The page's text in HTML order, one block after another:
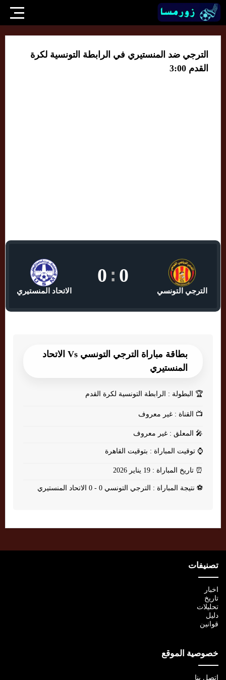
الترجي ضد المنستيري في الرابطة التونسية لكرة
القدم 3:00
الترجي التونسي
0
:
0
الاتحاد المنستيري
بطاقة مباراة الترجي التونسي Vs الاتحاد
المنستيري
🏆 البطولة : الرابطة التونسية لكرة القدم
📺 القناة : غير معروف
🎤 المعلق : غير معروف
⌚ توقيت المباراة : بتوقيت القاهرة
⏰ تاريخ المباراة : 19 يناير 2026
⚽ نتيجة المباراة : الترجي التونسي 0 - 0 الاتحاد المنستيري
تصنيفات
اخبار
تاريخ
تحليلات
دليل
قوانين
خصوصية الموقع
اتصل بنا